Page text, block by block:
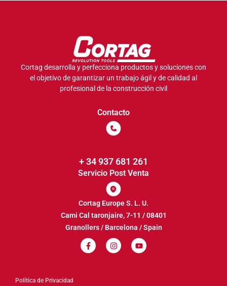
Cortag desarrolla y perfecciona productos y soluciones con
el objetivo de garantizar un trabajo ágil y de calidad al
profesional de la construcción civil
Contacto
+ 34 937 681 261
Servicio Post Venta
Cortag Europe S. L. U.
Cami Cal taronjaire, 7-11 / 08401
Granollers / Barcelona / Spain
Política de Privacidad